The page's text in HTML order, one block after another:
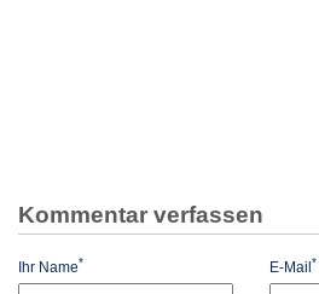
Kommentar verfassen
Ihr Name* E-Mail*